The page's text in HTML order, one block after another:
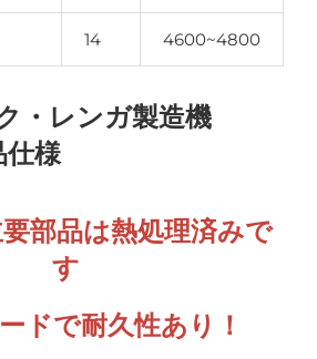
14 4600~4800
・レンガ製造機
仕様
部品は熱処理済みで
す
ドで耐久性あり！